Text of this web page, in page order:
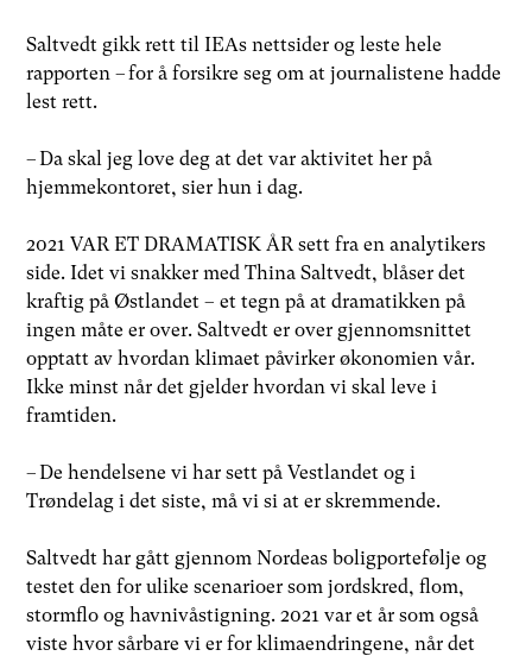
Saltvedt gikk rett til IEAs nettsider og leste hele
rapporten – for å forsikre seg om at journalistene hadde
lest rett.
– Da skal jeg love deg at det var aktivitet her på
hjemmekontoret, sier hun i dag.
2021 VAR ET DRAMATISK ÅR sett fra en analytikers
side. Idet vi snakker med Thina Saltvedt, blåser det
kraftig på Østlandet – et tegn på at dramatikken på
ingen måte er over. Saltvedt er over gjennomsnittet
opptatt av hvordan klimaet påvirker økonomien vår.
Ikke minst når det gjelder hvordan vi skal leve i
framtiden.
– De hendelsene vi har sett på Vestlandet og i
Trøndelag i det siste, må vi si at er skremmende.
Saltvedt har gått gjennom Nordeas boligportefølje og
testet den for ulike scenarioer som jordskred, flom,
stormflo og havnivåstigning. 2021 var et år som også
viste hvor sårbare vi er for klimaendringene, når det